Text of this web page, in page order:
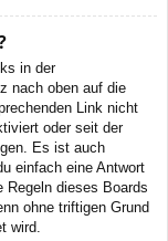
in der
nach oben auf die
Link nicht
oder seit der
Es ist auch
einfach eine Antwort
Regeln dieses Boards
ohne triftigen Grund
wird.